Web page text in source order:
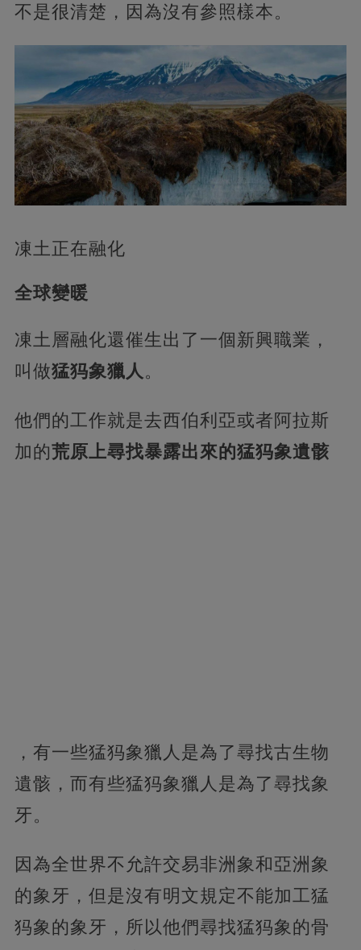
不是很清楚，因為沒有參照樣本。
凍土正在融化
全球變暖
凍土層融化還催生出了一個新興職業，
叫做猛犸象獵人 。
他們的工作就是去西伯利亞或者阿拉斯
加的荒原上尋找暴露出來的猛犸象遺骸
，有一些猛犸象獵人是為了尋找古生物
遺骸，而有些猛犸象獵人是為了尋找象
牙。
因為全世界不允許交易非洲象和亞洲象
的象牙，但是沒有明文規定不能加工猛
犸象的象牙，所以他們尋找猛犸象的骨